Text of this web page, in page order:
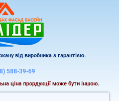
від виробника з гарантією.
588-39-69
ціна прордукції може бути іншою.